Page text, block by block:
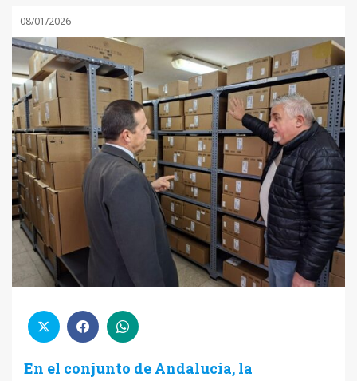
08/01/2026
En el conjunto de Andalucía, la